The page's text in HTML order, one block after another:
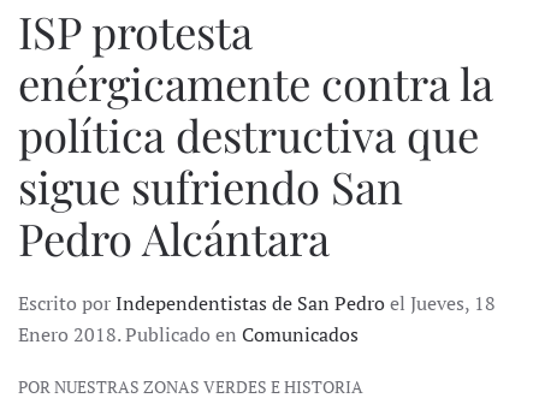
ISP protesta
enérgicamente contra la
política destructiva que
sigue sufriendo San
Pedro Alcántara
Escrito porIndependentistas de San Pedroel Jueves, 18
Enero 2018. Publicado en Comunicados
POR NUESTRAS ZONAS VERDES E HISTORIA